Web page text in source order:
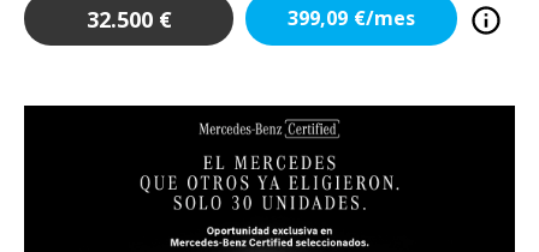
32.500 € 399,09 €/mes